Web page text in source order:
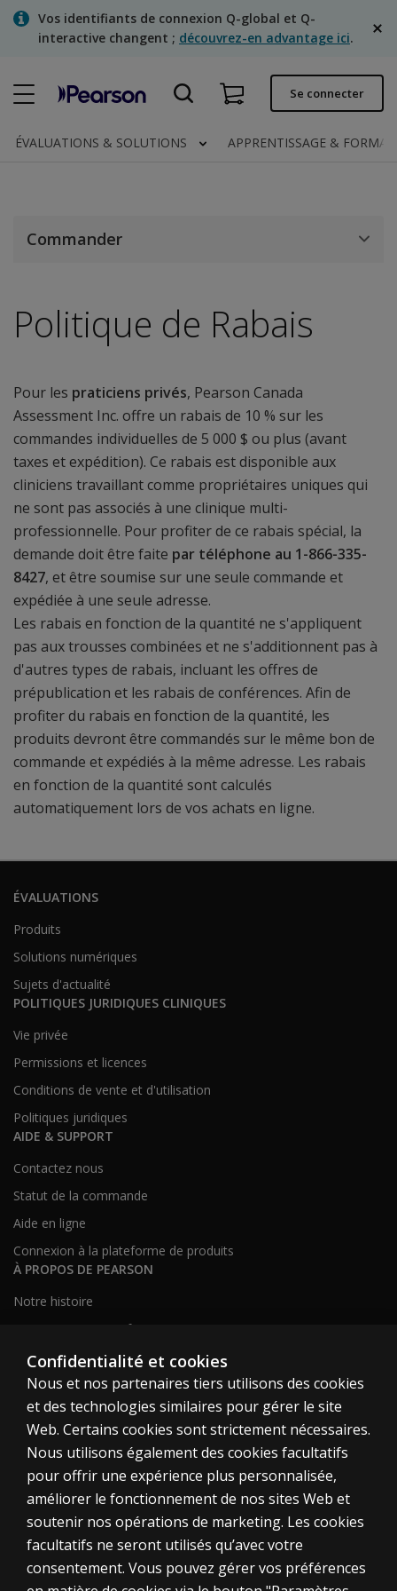
SkipVos identifiants de connexion Q-global et Q-
interactive changent ; découvrez-en advantage ici.
Commande rapide
Français
Clinical | Canada
Se connecter
ÉVALUATIONS & SOLUTIONS APPRENTISSAGE &
Politique de Rabais
Pour les praticiens privés, Pearson Canada
Assessment Inc. offre un rabais de 10 % sur les
commandes individuelles de 5 000 $ ou plus (avant
taxes et expédition). Ce rabais est disponible aux
cliniciens travaillant comme propriétaires uniques qui
ne sont pas associés à une clinique multi-
professionnelle. Pour profiter de ce rabais spécial, la
demande doit être faite par téléphone au 1-866-335-
8427, et être soumise sur une seule commande et
expédiée à une seule adresse.
Les rabais en fonction de la quantité ne s'appliquent
pas aux trousses combinées et ne s'additionnent pas à
d'autres types de rabais, incluant les offres de
prépublication et les rabais de conférences. Afin de
profiter du rabais en fonction de la quantité, les
produits devront être commandés sur le même bon de
commande et expédiés à la même adresse. Les rabais
en fonction de la quantité sont calculés
automatiquement lors de vos achats en ligne.
Commander
ÉVALUATIONS
Produits
Solutions numériques
Sujets d'actualité
POLITIQUES JURIDIQUES CLINIQUES
Vie privée
Permissions et licences
Conditions de vente et d'utilisation
Politiques juridiques
AIDE & SUPPORT
Contactez nous
Statut de la commande
Aide en ligne
Connexion à la plateforme de produits
À PROPOS DE PEARSON
Notre histoire
Notre site corporatif
À propos de nous
Plan du site
Canada
Témoins
Confidentialité et cookies
Nous et nos partenaires tiers utilisons des cookies
et des technologies similaires pour gérer le site
Web. Certains cookies sont strictement nécessaires.
Nous utilisons également des cookies facultatifs
pour offrir une expérience plus personnalisée,
améliorer le fonctionnement de nos sites Web et
soutenir nos opérations de marketing. Les cookies
facultatifs ne seront utilisés qu’avec votre
consentement. Vous pouvez gérer vos préférences